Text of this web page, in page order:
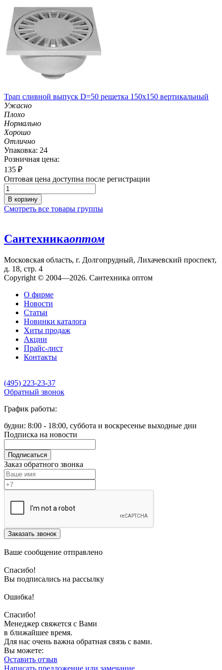
Трап сливной выпуск D=50 решетка 150х150 вертикальный
Ужасно
Плохо
Нормально
Хорошо
Отлично
Упаковка: 24
Розничная цена:
135 ₽
Оптовая цена доступна после регистрации
В корзину
Смотреть все товары группы
Сантехникаоптом
Московская область, г. Долгопрудный, Лихачевский проспект,
д. 18, стр. 4
Copyright © 2004—2026. Сантехника оптом
О фирме
Новости
Статьи
Новинки каталога
Хиты продаж
Акции
Прайс-лист
Контакты
(495) 223-23-37
Обратный звонок
График работы:
будни: 8:00 - 18:00, суббота и воскресенье выходные дни
Подписка на новости
Подписаться
Заказ обратного звонка
Заказать звонок
Ваше сообщение отправлено
Спасибо!
Вы подписались на рассылку
Ошибка!
Спасибо!
Менеджер свяжется с Вами
в ближайшее время.
Для нас очень важна обратная связь с вами.
Вы можете:
Оставить отзыв
Написать предложение или замечание